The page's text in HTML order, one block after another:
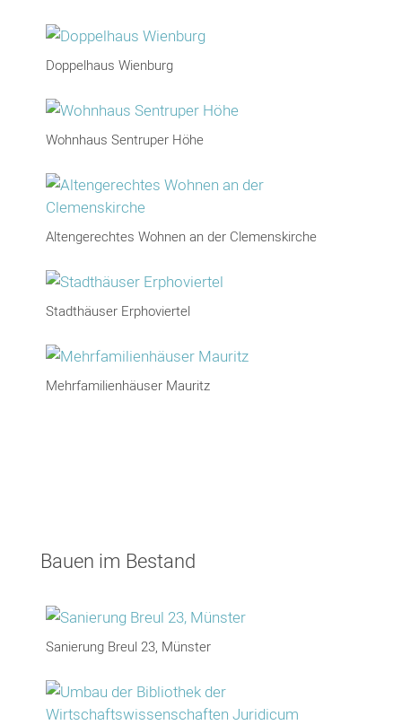
Doppelhaus Wienburg
Wohnhaus Sentruper Höhe
Altengerechtes Wohnen an der Clemenskirche
Stadthäuser Erphoviertel
Mehrfamilienhäuser Mauritz
Bauen im Bestand
Sanierung Breul 23, Münster